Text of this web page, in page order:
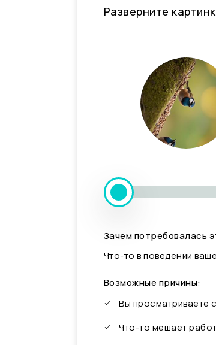
Разверните
Зачем потребовалась
Что-то в поведении
Возможные причины:
Вы просматриваете
Что-то мешает